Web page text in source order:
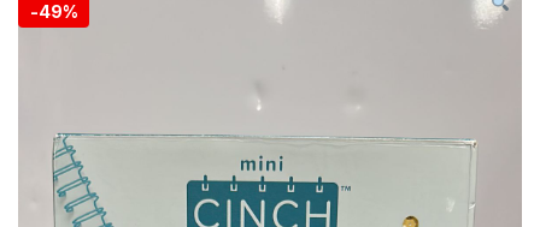
-49%